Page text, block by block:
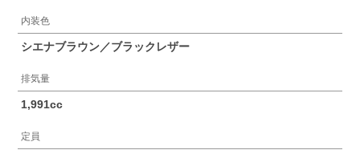
内装色
シエナブラウン／ブラックレザー
排気量
1,991cc
定員